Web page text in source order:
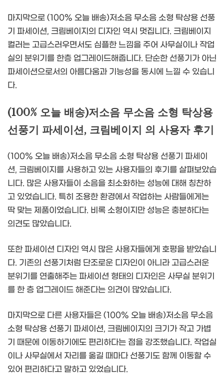
마지막으로 (100% 오늘 배송)저소음 무소음 소형 탁상용 선풍
기 파세이션, 크림베이지의 디자인 역시 멋집니다. 크림베이지
컬러는 고급스러우면서도 심플한 느낌을 주어 사무실이나 작업
실의 분위기를 한층 업그레이드해줍니다. 단순한 선풍기가 아닌
파세이션으로서의 아름다움과 기능성을 동시에 느낄 수 있습니
다.
(100% 오늘 배송)저소음 무소음 소형 탁상용
선풍기 파세이션, 크림베이지 의 사용자 후기
(100% 오늘 배송)저소음 무소음 소형 탁상용 선풍기 파세이
션, 크림베이지를 사용하고 있는 사용자들의 후기를 살펴보았습
니다. 많은 사용자들이 소음을 최소화하는 성능에 대해 칭찬하
고 있었습니다. 특히 조용한 환경에서 작업하는 사람들에게는
딱 맞는 제품이었습니다. 비록 소형이지만 성능은 충분하다는
의견도 많았습니다.
또한 파세이션 디자인 역시 많은 사용자들에게 호평을 받았습니
다. 기존의 선풍기처럼 단조로운 디자인이 아니라 고급스러운
분위기를 연출해주는 파세이션 형태의 디자인은 사무실 분위기
를 한 층 업그레이드 해준다는 의견이 많았습니다.
마지막으로 다른 사용자들은 (100% 오늘 배송)저소음 무소음
소형 탁상용 선풍기 파세이션, 크림베이지의 크기가 작고 가볍
기 때문에 이동하기에도 편리하다는 점을 강조했습니다. 작업실
이나 사무실에서 자리를 옮길 때마다 선풍기도 함께 이동할 수
있어 편리하다고 말하고 있었습니다.